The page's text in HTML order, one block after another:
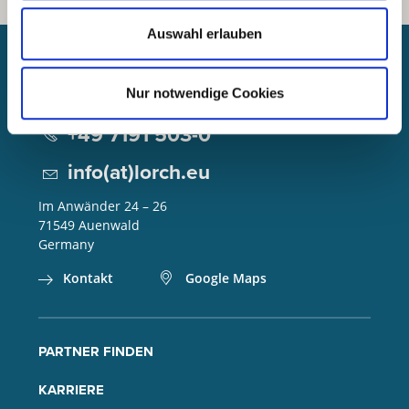
Auswahl erlauben
Nur notwendige Cookies
Lorch Schweißtechnik GmbH
+49 7191 503-0
info(at)lorch.eu
Im Anwänder 24 – 26
71549 Auenwald
Germany
Kontakt
Google Maps
PARTNER FINDEN
KARRIERE